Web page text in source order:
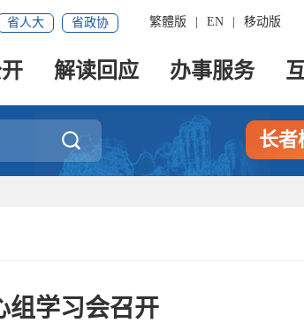
繁體版 EN 移动版
省人大 省政协
解读回应 办事服务
 长者
组学习会召开